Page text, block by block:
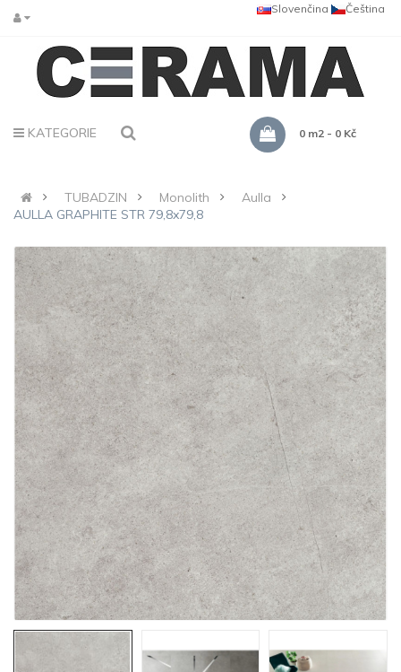
Čeština
Slovenčina
KATEGORIE 0 m2 - 0 Kč
TUBADZIN Monolith
Aulla
AULLA GRAPHITE STR 79,8x79,8